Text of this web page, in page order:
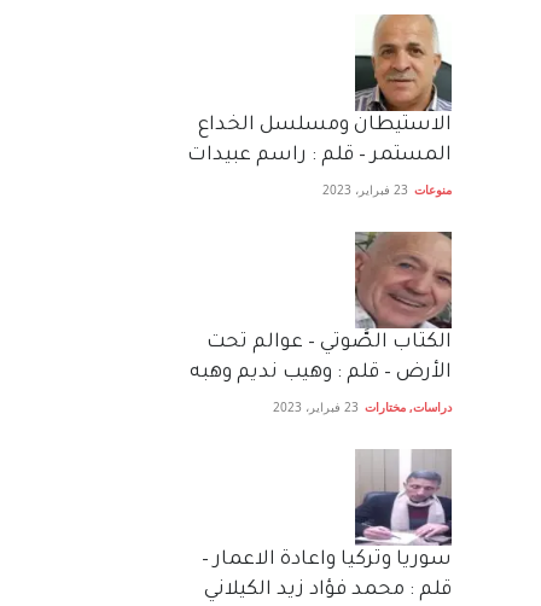
الاستيطان ومسلسل الخداع
المستمر – قلم : راسم عبيدات
منوعات 23 فبراير، 2023
الكتاب الصَّوتي – عوالم تحت
الأرض – قلم : وهيب نديم وهبه
دراسات, مختارات 23 فبراير، 2023
سوريا وتركيا واعادة الاعمار –
قلم : محمد فؤاد زيد الكيلاني